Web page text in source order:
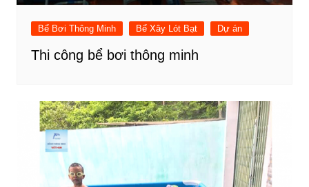
Bể Bơi Thông Minh Bể Xây Lót Bạt Dự án
Thi công bể bơi thông minh